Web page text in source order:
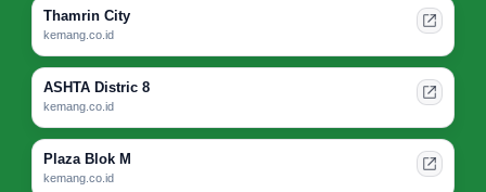
Thamrin City
kemang.co.id
ASHTA Distric 8
kemang.co.id
Plaza Blok M
kemang.co.id